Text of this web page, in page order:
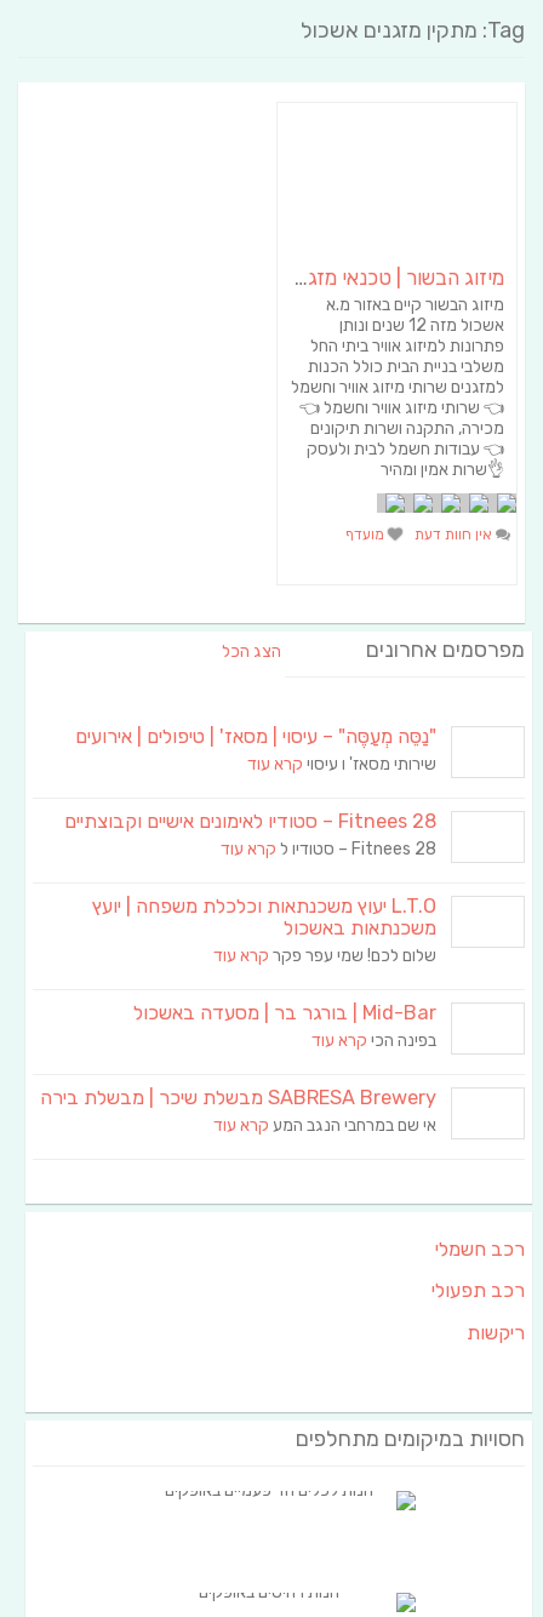
Tag: מתקין מזגנים אשכול
מיזוג הבשור | טכנאי מזגנים | מתקין מזגנים | תיקון מזגנים
מיזוג הבשור קיים באזור מ.א
אשכול מזה 12 שנים ונותן
פתרונות למיזוג אוויר ביתי החל
משלבי בניית הבית כולל הכנות
למזגנים שרותי מיזוג אוויר וחשמל
👈 שרותי מיזוג אוויר וחשמל 👈
מכירה, התקנה ושרות תיקונים
👈 עבודות חשמל לבית ולעסק
👌שרות אמין ומהיר
אין חוות דעת מועדף
מפרסמים אחרונים הצג הכל
"נַסֵּה מְעַסֶּה" – עיסוי | מסאז' | טיפולים | אירועים
שירותי מסאז' ו עיסוי קרא עוד
Fitnees 28 – סטודיו לאימונים אישיים וקבוצתיים
Fitnees 28 – סטודיו ל קרא עוד
L.T.O יעוץ משכנתאות וכלכלת משפחה | יועץ
משכנתאות באשכול
שלום לכם! שמי עפר פקר קרא עוד
Mid-Bar | בורגר בר | מסעדה באשכול
בפינה הכי קרא עוד
SABRESA Brewery מבשלת שיכר | מבשלת בירה
אי שם במרחבי הנגב המע קרא עוד
רכב חשמלי
רכב תפעולי
ריקשות
חסויות במיקומים מתחלפים